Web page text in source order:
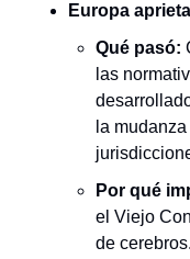
Europa
Qué pasó:
las
la
Por qué
el Viejo
de